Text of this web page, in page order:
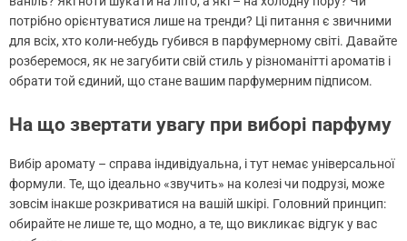
потрібно орієнтуватися лише на тренди? Ці питання є звичними
для всіх, хто коли-небудь губився в парфумерному світі. Давайте
розберемося, як не загубити свій стиль у різноманітті ароматів і
обрати той єдиний, що стане вашим парфумерним підписом.
На що звертати увагу при виборі парфуму
Вибір аромату – справа індивідуальна, і тут немає універсальної
формули. Те, що ідеально «звучить» на колезі чи подрузі, може
зовсім інакше розкриватися на вашій шкірі. Головний принцип:
обирайте не лише те, що модно, а те, що викликає відгук у вас